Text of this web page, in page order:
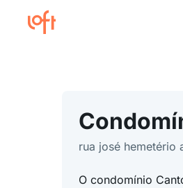
rua josé hemetério
O condomínio